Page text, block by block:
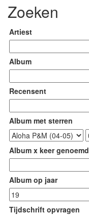
Zoeken
Artiest
Album
Recensent
Album met sterren
Album x keer genoemd
Album op jaar
Tijdschrift opvragen